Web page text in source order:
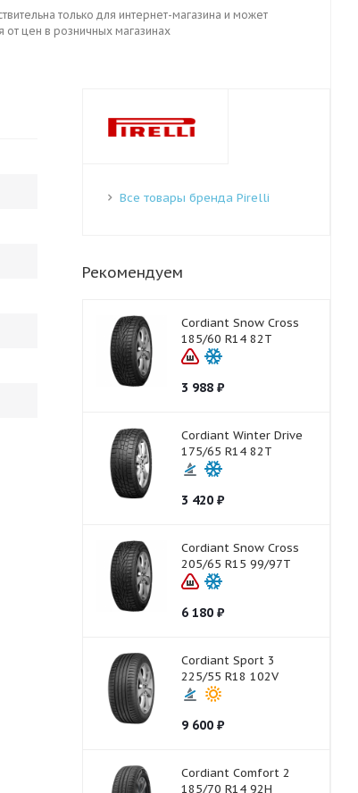
только для интернет-магазина и может
от цен в розничных магазинах
Все товары бренда Pirelli
Рекомендуем
Cordiant Snow Cross
185/60 R14 82T
3 988 ₽
Cordiant Winter Drive
175/65 R14 82T
3 420 ₽
Cordiant Snow Cross
205/65 R15 99/97T
6 180 ₽
Cordiant Sport 3
225/55 R18 102V
9 600 ₽
Cordiant Comfort 2
185/70 R14 92H